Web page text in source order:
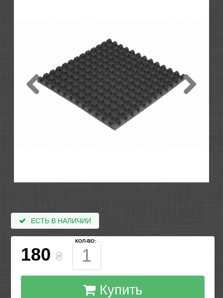
ЕСТЬ В НАЛИЧИИ
180 ₴
КОЛ-ВО:
Купить